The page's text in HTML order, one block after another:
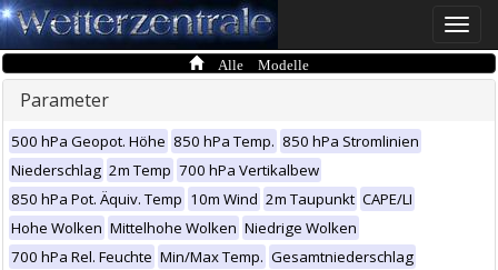
Toggle
Alle Modelle
Parameter
500 hPa Geopot. Höhe 850 hPa Temp. 850 hPa Stromlinien
Niederschlag 2m Temp 700 hPa Vertikalbew
850 hPa Pot. Äquiv. Temp 10m Wind 2m Taupunkt CAPE/LI
Hohe Wolken Mittelhohe Wolken Niedrige Wolken
700 hPa Rel. Feuchte Min/Max Temp. Gesamtniederschlag